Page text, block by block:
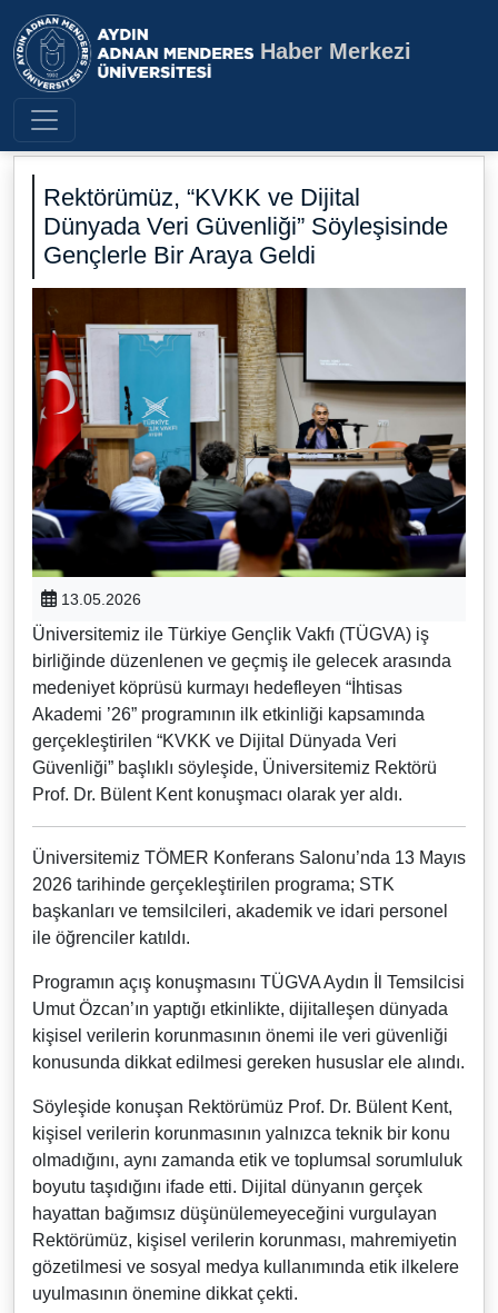
Aydın Adnan Menderes
Haber Merkezi
Rektörümüz, “KVKK ve Dijital
Dünyada Veri Güvenliği” Söyleşisinde
Gençlerle Bir Araya Geldi
13.05.2026
Üniversitemiz ile Türkiye Gençlik Vakfı (TÜGVA) iş
birliğinde düzenlenen ve geçmiş ile gelecek arasında
medeniyet köprüsü kurmayı hedefleyen “İhtisas
Akademi ’26” programının ilk etkinliği kapsamında
gerçekleştirilen “KVKK ve Dijital Dünyada Veri
Güvenliği” başlıklı söyleşide, Üniversitemiz Rektörü
Prof. Dr. Bülent Kent konuşmacı olarak yer aldı.
Üniversitemiz TÖMER Konferans Salonu’nda 13 Mayıs
2026 tarihinde gerçekleştirilen programa; STK
başkanları ve temsilcileri, akademik ve idari personel
ile öğrenciler katıldı.
Programın açış konuşmasını TÜGVA Aydın İl Temsilcisi
Umut Özcan’ın yaptığı etkinlikte, dijitalleşen dünyada
kişisel verilerin korunmasının önemi ile veri güvenliği
konusunda dikkat edilmesi gereken hususlar ele alındı.
Söyleşide konuşan Rektörümüz Prof. Dr. Bülent Kent,
kişisel verilerin korunmasının yalnızca teknik bir konu
olmadığını, aynı zamanda etik ve toplumsal sorumluluk
boyutu taşıdığını ifade etti. Dijital dünyanın gerçek
hayattan bağımsız düşünülemeyeceğini vurgulayan
Rektörümüz, kişisel verilerin korunması, mahremiyetin
gözetilmesi ve sosyal medya kullanımında etik ilkelere
uyulmasının önemine dikkat çekti.